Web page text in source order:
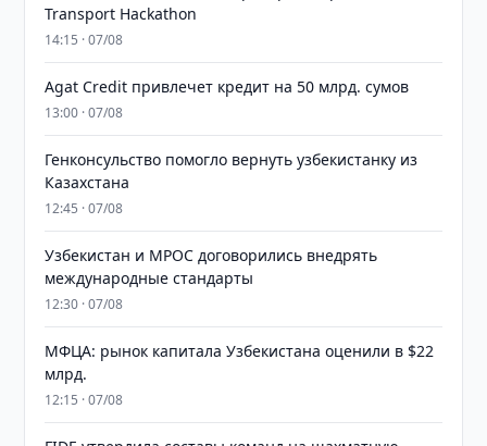
Transport Hackathon
14:15 · 07/08
Agat Credit привлечет кредит на 50 млрд. сумов
13:00 · 07/08
Генконсульство помогло вернуть узбекистанку из
Казахстана
12:45 · 07/08
Узбекистан и MPOC договорились внедрять
международные стандарты
12:30 · 07/08
МФЦА: рынок капитала Узбекистана оценили в $22
млрд.
12:15 · 07/08